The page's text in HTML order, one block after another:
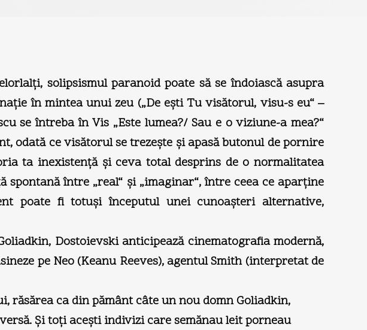
solipsismul paranoid poate să se îndoiască asupra
în mintea unui zeu („De eşti Tu visătorul, visu-s eu“ –
se întreba în Vis „Este lumea?/ Sau e o viziune-a mea?“
odată ce visătorul se trezeşte şi apasă butonul de pornire
ta inexistenţă şi ceva total desprins de o normalitatea
între „real“ şi „imaginar“, între ceea ce aparţine
poate fi totuşi începutul unei cunoaşteri alternative,
Dostoievski anticipează cinematografia modernă,
pe Neo (Keanu Reeves), agentul Smith (interpretat de
ca din pământ câte un nou domn Goliadkin,
Şi toţi aceşti indivizi care semănau leit porneau